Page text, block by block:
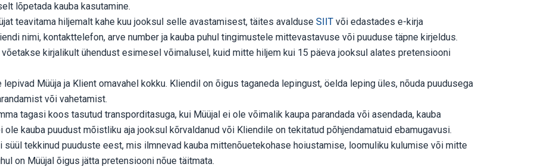
lõpetada kauba kasutamine.
teavitama hiljemalt kahe kuu jooksul selle avastamisest, täites avalduse SIIT või edastades e-kirja
nimi, kontakttelefon, arve number ja kauba puhul tingimustele mittevastavuse või puuduse täpne kirjeldus.
kirjalikult ühendust esimesel võimalusel, kuid mitte hiljem kui 15 päeva jooksul alates pretensiooni
Müüja ja Klient omavahel kokku. Kliendil on õigus taganeda lepingust, öelda leping üles, nõuda puudusega
või vahetamist.
tagasi koos tasutud transporditasuga, kui Müüjal ei ole võimalik kaupa parandada või asendada, kauba
kauba puudust mõistliku aja jooksul kõrvaldanud või Kliendile on tekitatud põhjendamatuid ebamugavusi.
süül tekkinud puuduste eest, mis ilmnevad kauba mittenõuetekohase hoiustamise, loomuliku kulumise või mitte
on Müüjal õigus jätta pretensiooni nõue täitmata.